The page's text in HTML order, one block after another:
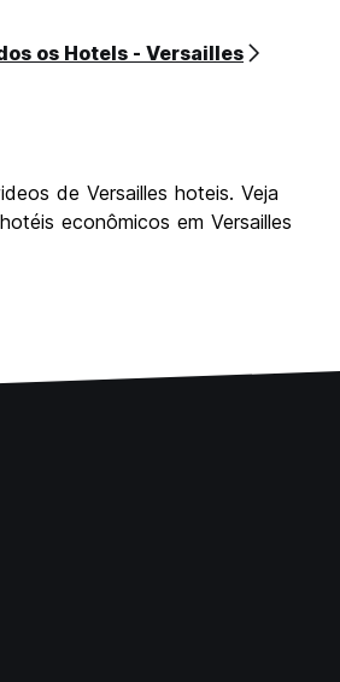
os Hotels - Versailles
de Versailles hoteis. Veja
econômicos em Versailles